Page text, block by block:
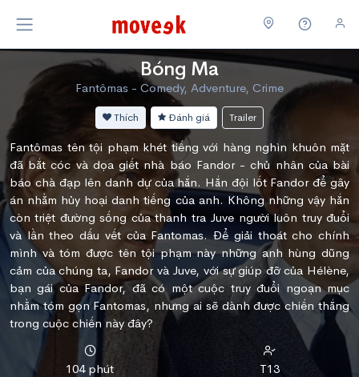
Bóng Ma
Fantômas - Comedy, Adventure, Crime
Thích Đánh giá Trailer
Fantômas tên tội phạm khét tiếng với hàng nghìn khuôn mặt
đã bắt cóc và dọa giết nhà báo Fandor - chủ nhân của bài
báo chà đạp lên danh dự của hắn. Hắn đội lốt Fandor để gây
án nhằm hủy hoại danh tiếng của anh. Không những vậy hắn
còn triệt đường sống của thanh tra Juve người luôn truy đuổi
và lần theo dấu vết của Fantomas. Để giải thoát cho chính
mình và tóm được tên tội phạm này những anh hùng dũng
cảm của chúng ta, Fandor và Juve, với sự giúp đỡ của Hélène,
bạn gái của Fandor, đã có một cuộc truy đuổi ngoạn mục
nhằm tóm gọn Fantomas, nhưng ai sẽ dành được chiến thắng
trong cuộc chiến này đây?
104 phút
T13